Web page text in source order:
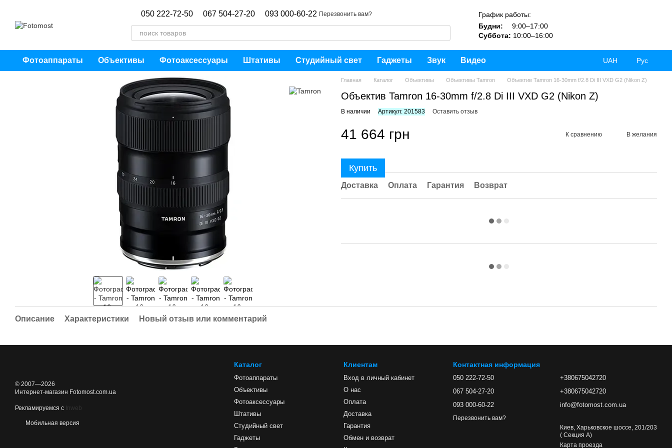
050 222-72-50 067 504-27-20 093 000-60-22 Перезвонить вам?
График работы:
Будни:
9:00–17:00
Суббота: 10:00–16:00
Фотоаппараты Объективы Фотоаксессуары Штативы Студийный свет Гаджеты Звук Видео UAH Рус
Главная Каталог Объективы Объективы Tamron Объектив Tamron 16-30mm f/2.8 Di III VXD G2 (Nikon Z)
Объектив Tamron 16-30mm f/2.8 Di III VXD G2 (Nikon Z)
В наличии Артикул: 201583 Оставить отзыв
41 664 грн К сравнению В желания
Купить
Доставка Оплата Гарантия Возврат
Описание Характеристики Новый отзыв или комментарий
© 2007—2026
Интернет-магазин Fotomost.com.ua
Рекламируемся с Inweb
Мобильная версия
Каталог
Фотоаппараты
Объективы
Фотоаксессуары
Штативы
Студийный свет
Гаджеты
Клиентам
Вход в личный кабинет
О нас
Оплата
Доставка
Гарантия
Обмен и возврат
Контактная информация
050 222-72-50
067 504-27-20
093 000-60-22
Перезвонить вам?
+380675042720
+380675042720
info@fotomost.com.ua
Киев, Харьковское шоссе, 201/203
( Секция А)
Карта проезда